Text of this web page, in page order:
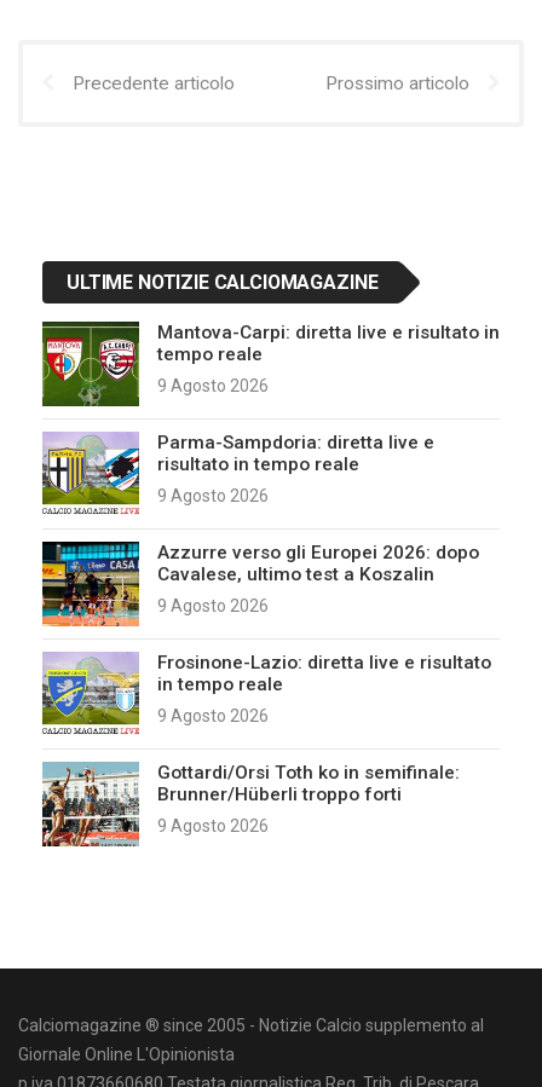
Precedente articolo Prossimo articolo
ULTIME NOTIZIE CALCIOMAGAZINE
Mantova-Carpi: diretta live e risultato in
tempo reale
9 Agosto 2026
Parma-Sampdoria: diretta live e
risultato in tempo reale
9 Agosto 2026
Azzurre verso gli Europei 2026: dopo
Cavalese, ultimo test a Koszalin
9 Agosto 2026
Frosinone-Lazio: diretta live e risultato
in tempo reale
9 Agosto 2026
Gottardi/Orsi Toth ko in semifinale:
Brunner/Hüberli troppo forti
9 Agosto 2026
Calciomagazine ® since 2005 - Notizie Calcio supplemento al
Giornale Online L'Opinionista